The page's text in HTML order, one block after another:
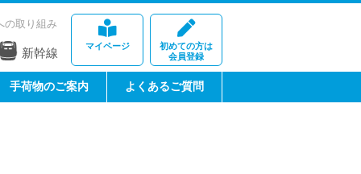
マイページ
初めての方は
会員登録
の取り組み
新幹線
手荷物のご案内 よくあるご質問